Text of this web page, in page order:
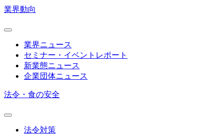
業界動向
業界ニュース
セミナー・イベントレポート
新業態ニュース
企業団体ニュース
法令・食の安全
法令対策